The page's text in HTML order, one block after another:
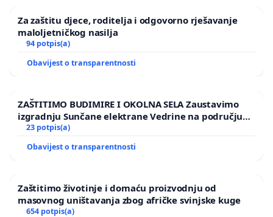
Za zaštitu djece, roditelja i odgovorno rješavanje
maloljetničkog nasilja
94 potpis(a)
Obavijest o transparentnosti
ZAŠTITIMO BUDIMIRE I OKOLNA SELA Zaustavimo
izgradnju Sunčane elektrane Vedrine na području
Ugljana
23 potpis(a)
Obavijest o transparentnosti
Zaštitimo životinje i domaću proizvodnju od
masovnog uništavanja zbog afričke svinjske kuge
654 potpis(a)